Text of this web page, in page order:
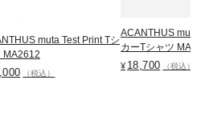
muta Test Print Tシ
MA2612
（税込）
ACANTHUS
カーTシャツ
¥ 18,700 （税込）